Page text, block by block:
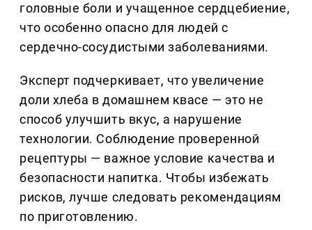
головные боли и учащенное сердцебиение,
что особенно опасно для людей с
сердечно-сосудистыми заболеваниями.
Эксперт подчеркивает, что увеличение
доли хлеба в домашнем квасе — это не
способ улучшить вкус, а нарушение
технологии. Соблюдение проверенной
рецептуры — важное условие качества и
безопасности напитка. Чтобы избежать
рисков, лучше следовать рекомендациям
по приготовлению.